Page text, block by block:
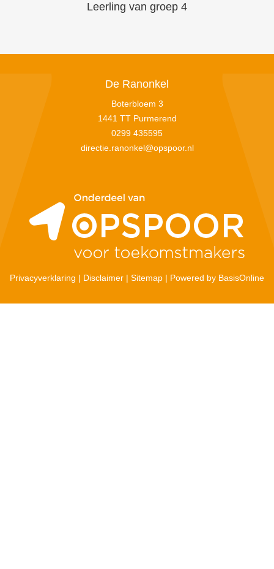
Leerling van groep 4
De Ranonkel
Boterbloem 3
1441 TT Purmerend
0299 435595
directie.ranonkel@opspoor.nl
Privacyverklaring | Disclaimer | Sitemap | Powered by BasisOnline